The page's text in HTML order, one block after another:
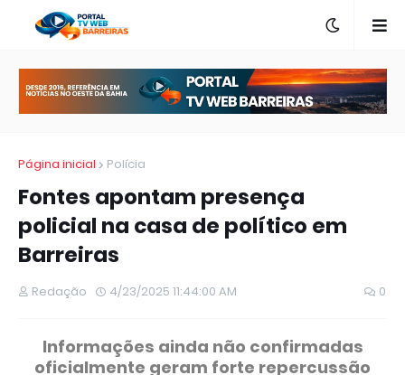
Página inicial Polícia
Fontes apontam presença
policial na casa de político em
Barreiras
Redação 4/23/2025 11:44:00 AM 0
Informações ainda não confirmadas
oficialmente geram forte repercussão